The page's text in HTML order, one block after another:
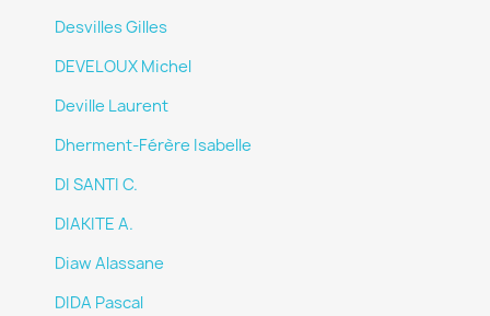
Desvilles Gilles
DEVELOUX Michel
Deville Laurent
Dherment-Férère Isabelle
DI SANTI C.
DIAKITE A.
Diaw Alassane
DIDA Pascal